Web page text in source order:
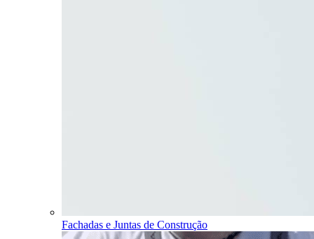
Fachadas e Juntas de Construção